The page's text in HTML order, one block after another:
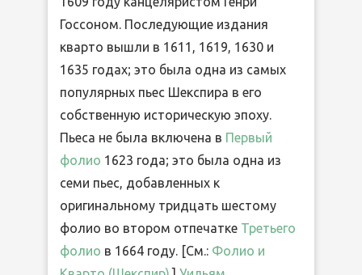
Госсоном. Последующие издания
кварто вышли в 1611, 1619, 1630 и
1635 годах; это была одна из самых
популярных пьес Шекспира в его
собственную историческую эпоху.
Пьеса не была включена в Первый
фолио 1623 года; это была одна из
семи пьес, добавленных к
оригинальному тридцать шестому
фолио во втором отпечатке Третьего
фолио в 1664 году. [См.: Фолио и